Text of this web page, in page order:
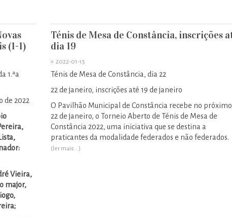
(1-1)
1.ªa
de 2022
Vieira,
major,
Ténis de Mesa de Constância, inscrições
dia 19
» 2022-01-15
Ténis de Mesa de Constância, dia 22
22 de janeiro, inscrições até 19 de janeiro
O Pavilhão Municipal de Constância recebe no
22 de janeiro, o Torneio Aberto de Ténis de Mesa de
Constância 2022, uma iniciativa que se destina a
praticantes da modalidade federados e não federados.
(ler mais...)